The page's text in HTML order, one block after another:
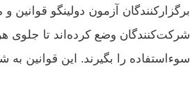
آزمون دولینگو قوانین و
وضع کرده‌اند تا جلوی هر
را بگیرند. این قوانین به